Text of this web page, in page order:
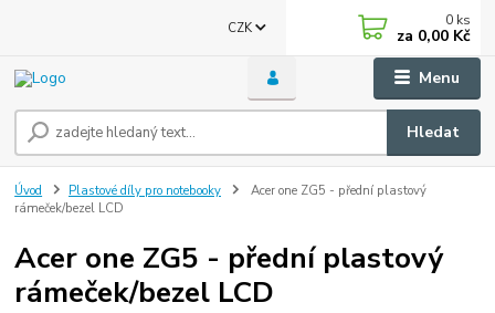
Menu
CZK
Hledat
0 ks
za 0,00 Kč
Úvod Plastové díly pro notebooky
Acer one ZG5 - přední plastový
rámeček/bezel LCD
Acer one ZG5 - přední plastový
rámeček/bezel LCD